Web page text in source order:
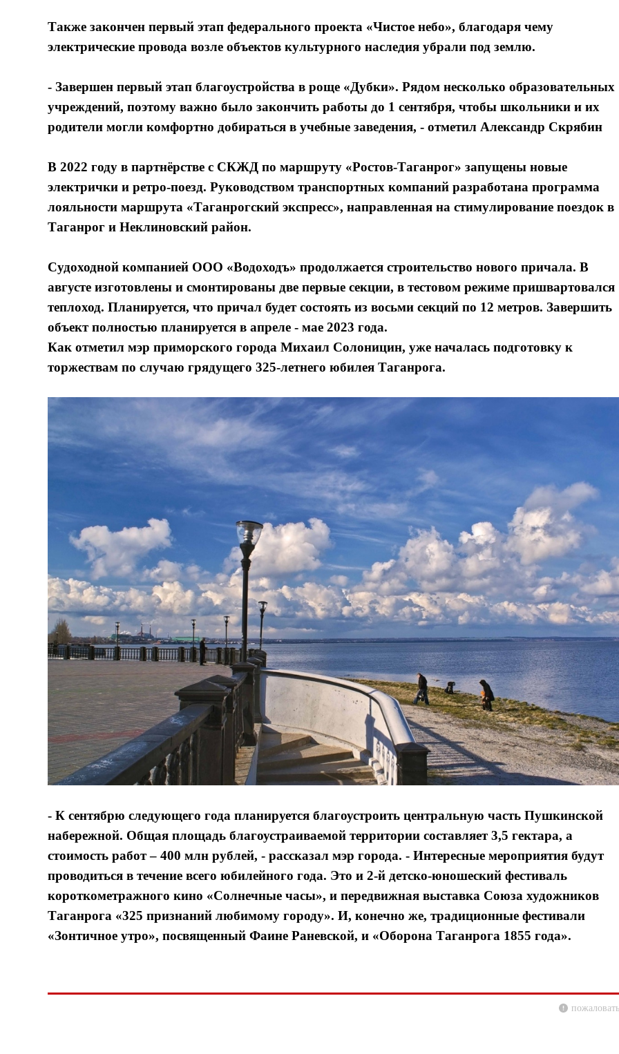
Также закончен первый этап федерального проекта «Чистое небо», благодаря чему
электрические провода возле объектов культурного наследия убрали под землю.
- Завершен первый этап благоустройства в роще «Дубки». Рядом несколько образовательных
учреждений, поэтому важно было закончить работы до 1 сентября, чтобы школьники и их
родители могли комфортно добираться в учебные заведения, - отметил Александр Скрябин
В 2022 году в партнёрстве с СКЖД по маршруту «Ростов-Таганрог» запущены новые
электрички и ретро-поезд. Руководством транспортных компаний разработана программа
лояльности маршрута «Таганрогский экспресс», направленная на стимулирование поездок в
Таганрог и Неклиновский район.
Судоходной компанией ООО «Водоходъ» продолжается строительство нового причала. В
августе изготовлены и смонтированы две первые секции, в тестовом режиме пришвартовался
теплоход. Планируется, что причал будет состоять из восьми секций по 12 метров. Завершить
объект полностью планируется в апреле - мае 2023 года.
Как отметил мэр приморского города Михаил Солоницин, уже началась подготовку к
торжествам по случаю грядущего 325-летнего юбилея Таганрога.
- К сентябрю следующего года планируется благоустроить центральную часть Пушкинской
набережной. Общая площадь благоустраиваемой территории составляет 3,5 гектара, а
стоимость работ – 400 млн рублей, - рассказал мэр города. - Интересные мероприятия будут
проводиться в течение всего юбилейного года. Это и 2-й детско-юношеский фестиваль
короткометражного кино «Солнечные часы», и передвижная выставка Союза художников
Таганрога «325 признаний любимому городу». И, конечно же, традиционные фестивали
«Зонтичное утро», посвященный Фаине Раневской, и «Оборона Таганрога 1855 года».
Я согласен с политикой конфиденциальности и защиты
Я согласен с политикой конфиденциальности и защиты